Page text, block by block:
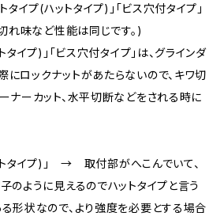
タイプ(ハットタイプ)」「ビス穴付タイプ」
れ味など性能は同じです。)
タイプ)」「ビス穴付タイプ」は、グラインダ
ロックナットがあたらないので、キワ切
ナーカット、水平切断などをされる時に
トタイプ)」 → 取付部がへこんでいて、
のように見えるのでハットタイプと言う
形状なので、より強度を必要とする場合